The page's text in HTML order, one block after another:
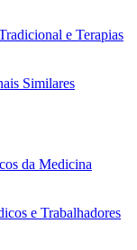
e Terapias
Similares
da Medicina
e Trabalhadores